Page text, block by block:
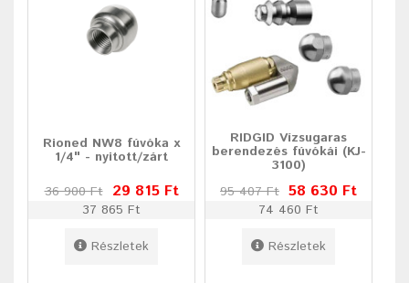
Rioned NW8 fúvóka x
1/4" - nyitott/zárt
36 900 Ft 29 815 Ft
37 865 Ft
Részletek
RIDGID Vízsugaras
berendezés fúvókái (KJ-
3100)
95 407 Ft 58 630 Ft
74 460 Ft
Részletek